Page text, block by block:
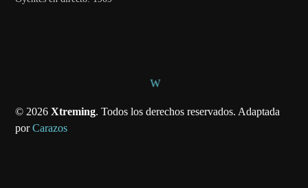
© 2026 Xtreming. Todos los derechos reservados. Adaptada
porCarazos